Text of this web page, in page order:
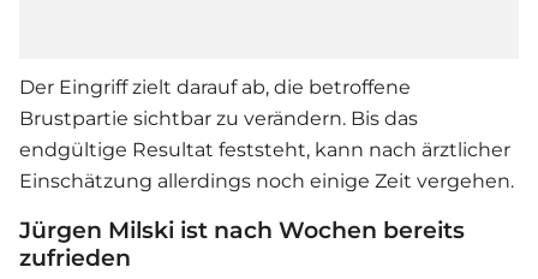
Der Eingriff zielt darauf ab, die betroffene
Brustpartie sichtbar zu verändern. Bis das
endgültige Resultat feststeht, kann nach ärztlicher
Einschätzung allerdings noch einige Zeit vergehen.
Jürgen Milski ist nach Wochen bereits
zufrieden